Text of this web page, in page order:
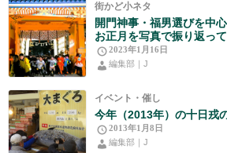
街かど小ネタ
開門神事・福男選びを中
お正月を写真で振り返っ
2023年1月16日
編集部｜J
イベント・催し
今年（2013年）の十日戎
2013年1月8日
編集部｜J